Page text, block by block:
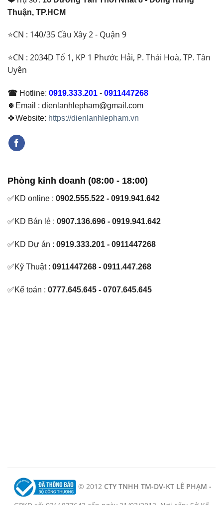
Thuận, TP.HCM
⭐CN : 140/35 Cầu Xây 2 - Quận 9
⭐CN : 2034D Tổ 1, KP 1 Phước Hải, P. Thái Hoà, TP. Tân
Uyên
☎ Hotline: 0919.333.201 - 0911447268
🍀Email : dienlanhlepham@gmail.com
🍀Website: https://dienlanhlepham.vn
Phòng kinh doanh (08:00 - 18:00)
✅KD online : 0902.555.522 - 0919.941.642
✅KD Bán lẻ : 0907.136.696 - 0919.941.642
✅KD Dự án : 0919.333.201 - 0911447268
✅Kỹ Thuật : 0911447268 - 0911.447.268
✅Kế toán : 0777.645.645 - 0707.645.645
© 2012 CTY TNHH TM-DV-KT LÊ PHẠM -